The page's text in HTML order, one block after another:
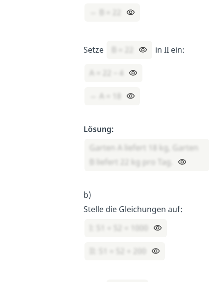
Setze in II ein:
A = 22 – 4
Lösung:
Garten A liefert 18 kg, Garten
B liefert 22 kg pro Tag.
b)
Stelle die Gleichungen auf: